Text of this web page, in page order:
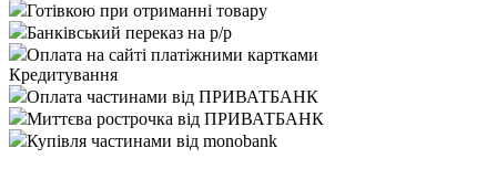
Готівкою при отриманні товару
Банківський переказ на р/р
Оплата на сайті платіжними картками
Кредитування
Оплата частинами від ПРИВАТБАНК
Миттєва рострочка від ПРИВАТБАНК
Купівля частинами від monobank